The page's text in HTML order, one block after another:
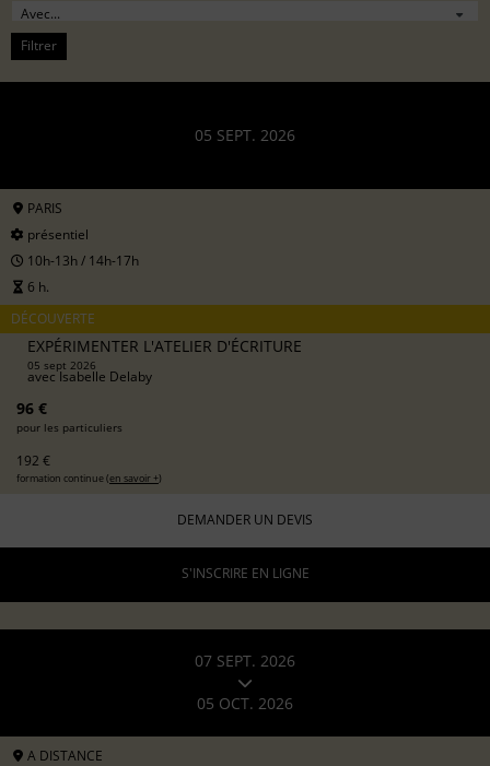
Filtrer
05 SEPT. 2026
PARIS
présentiel
10h-13h / 14h-17h
6 h.
DÉCOUVERTE
EXPÉRIMENTER L'ATELIER D'ÉCRITURE
05 sept 2026
avecIsabelle Delaby
96 €
pour les particuliers
192 €
formation continue (en savoir +)
DEMANDER UN DEVIS
S'INSCRIRE EN LIGNE
07 SEPT. 2026
05 OCT. 2026
A DISTANCE